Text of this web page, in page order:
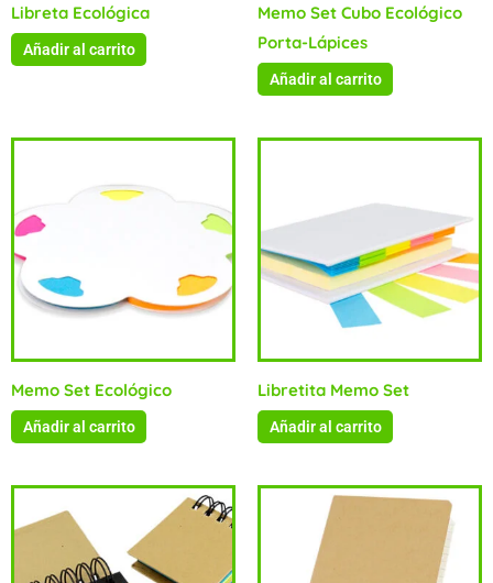
Libreta Ecológica
Añadir al carrito
Memo Set Cubo Ecológico
Porta-Lápices
Añadir al carrito
Memo Set Ecológico
Añadir al carrito
Libretita Memo Set
Añadir al carrito